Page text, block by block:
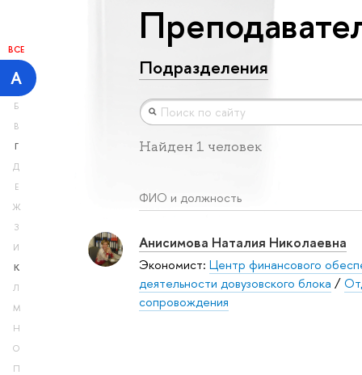
ВСЕ
А
Б
В
Г
Д
Е
Ж
З
И
К
Л
М
Н
О
П
Подразделения
Найден 1 человек
ФИО и должность
Анисимова Наталия Николаевна
Экономист: Центр финансового
деятельности довузовского блока /
сопровождения